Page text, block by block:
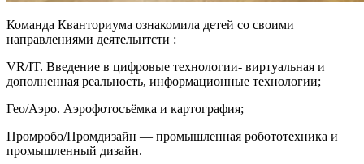
Команда Кванториума ознакомила детей со своими
направлениями деятельнтсти :
VR/IT. Введение в цифровые технологии- виртуальная и
дополненная реальность, информационные технологии;
Гео/Аэро. Аэрофотосъёмка и картография;
Промробо/Промдизайн — промышленная робототехника и
промышленный дизайн.